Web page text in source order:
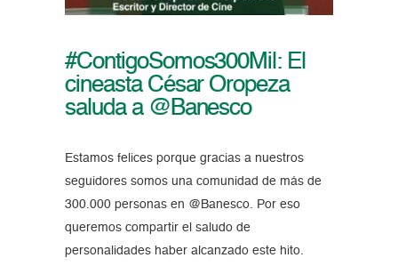
#ContigoSomos300Mil: El
cineasta César Oropeza
saluda a @Banesco
Estamos felices porque gracias a nuestros
seguidores somos una comunidad de más de
300.000 personas en @Banesco. Por eso
queremos compartir el saludo de
personalidades haber alcanzado este hito.